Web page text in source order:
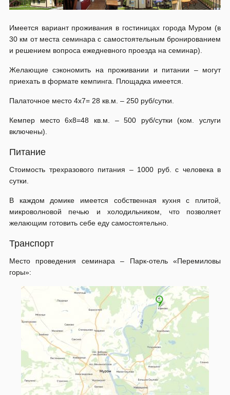
Имеется вариант проживания в гостиницах города Муром (в
30 км от места семинара с самостоятельным бронированием
и решением вопроса ежедневного проезда на семинар).
Желающие сэкономить на проживании и питании – могут
приехать в формате кемпинга. Площадка имеется.
Палаточное место 4х7= 28 кв.м. – 250 руб/сутки.
Кемпер место 6х8=48 кв.м. – 500 руб/сутки (ком. услуги
включены).
Питание
Стоимость трехразового питания – 1000 руб. с человека в
сутки.
В каждом домике имеется собственная кухня c плитой,
микроволновой печью и холодильником, что позволяет
желающим готовить себе еду самостоятельно.
Транспорт
Место проведения семинара – Парк-отель «Перемиловы
горы»: